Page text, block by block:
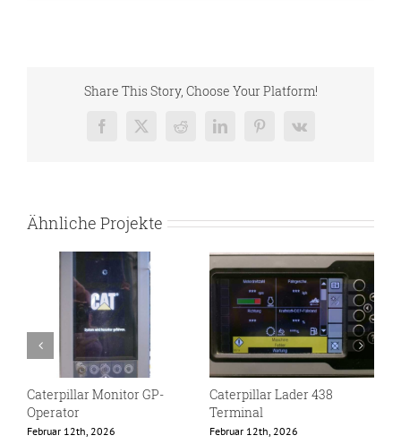
Share This Story, Choose Your Platform!
Facebook
X RedditLinkedInPinterest
Vk
Ähnliche Projekte
Caterpillar Monitor GP-
Operator
Februar 12th, 2026
Caterpillar Lader 438
Terminal
Februar 12th, 2026